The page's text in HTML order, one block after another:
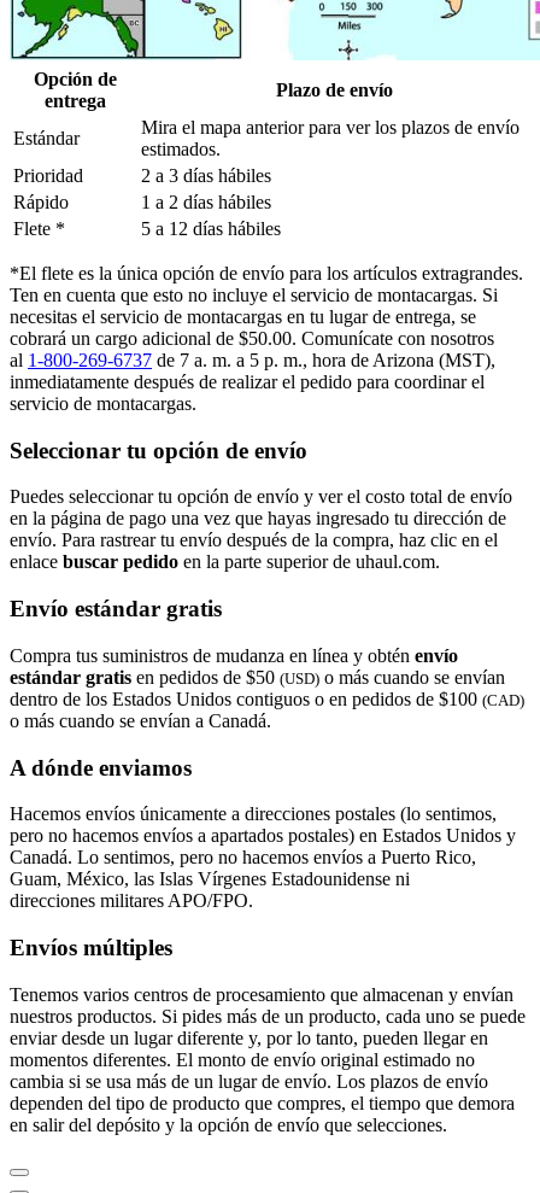
Opción de
entrega
Plazo de envío
Estándar
Mira el mapa anterior para ver los plazos de envío
estimados.
Prioridad
2 a 3 días hábiles
Rápido
1 a 2 días hábiles
Flete *
5 a 12 días hábiles
*El flete es la única opción de envío para los artículos extragrandes.
Ten en cuenta que esto no incluye el servicio de montacargas. Si
necesitas el servicio de montacargas en tu lugar de entrega, se
cobrará un cargo adicional de $50.00. Comunícate con nosotros
al 1-800-269-6737 de 7 a. m. a 5 p. m., hora de Arizona (MST),
inmediatamente después de realizar el pedido para coordinar el
servicio de montacargas.
Seleccionar tu opción de envío
Puedes seleccionar tu opción de envío y ver el costo total de envío
en la página de pago una vez que hayas ingresado tu dirección de
envío. Para rastrear tu envío después de la compra, haz clic en el
enlace buscar pedido​​​​​​​ en la parte superior de uhaul.com.
Envío estándar gratis
Compra tus suministros de mudanza en línea y obtén envío
estándar gratis en pedidos de $50 (USD) o más cuando se envían
dentro de los Estados Unidos contiguos o en pedidos de $100 (CAD)
o más cuando se envían a Canadá.
A dónde enviamos
Hacemos envíos únicamente a direcciones postales (lo sentimos,
pero no hacemos envíos a apartados postales) en Estados Unidos y
Canadá. Lo sentimos, pero no hacemos envíos a Puerto Rico,
Guam, México, las Islas Vírgenes Estadounidense ni
direcciones militares APO/FPO.
Envíos múltiples
Tenemos varios centros de procesamiento que almacenan y envían
nuestros productos. Si pides más de un producto, cada uno se puede
enviar desde un lugar diferente y, por lo tanto, pueden llegar en
momentos diferentes. El monto de envío original estimado no
cambia si se usa más de un lugar de envío. Los plazos de envío
dependen del tipo de producto que compres, el tiempo que demora
en salir del depósito y la opción de envío que selecciones.